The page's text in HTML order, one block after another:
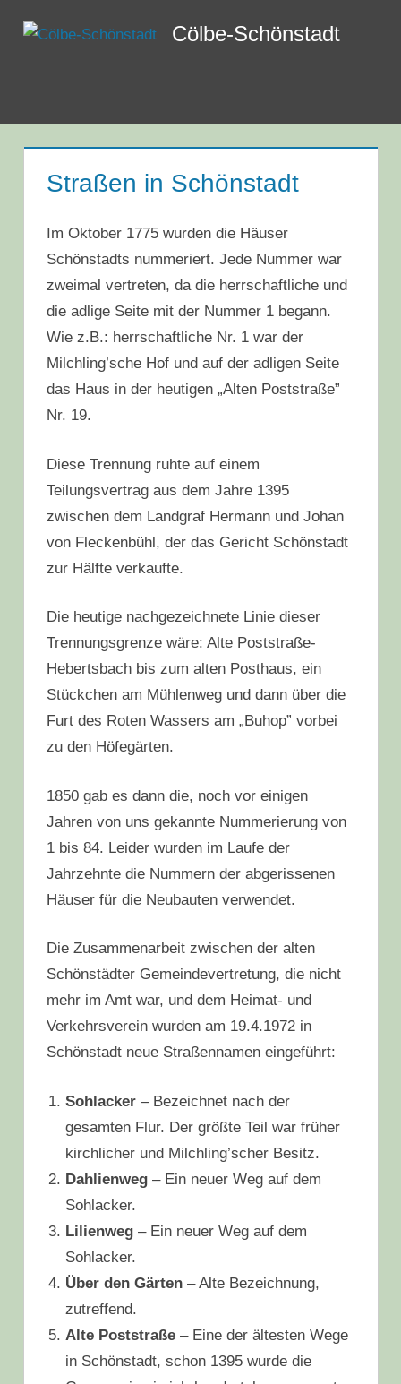
Inhalt
Cölbe-Schönstadt
Straßen in Schönstadt
Im Oktober 1775 wurden die Häuser
Schönstadts nummeriert. Jede Nummer war
zweimal vertreten, da die herrschaftliche und
die adlige Seite mit der Nummer 1 begann.
Wie z.B.: herrschaftliche Nr. 1 war der
Milchling’sche Hof und auf der adligen Seite
das Haus in der heutigen „Alten Poststraße”
Nr. 19.
Diese Trennung ruhte auf einem
Teilungsvertrag aus dem Jahre 1395
zwischen dem Landgraf Hermann und Johan
von Fleckenbühl, der das Gericht Schönstadt
zur Hälfte verkaufte.
Die heutige nachgezeichnete Linie dieser
Trennungsgrenze wäre: Alte Poststraße-
Hebertsbach bis zum alten Posthaus, ein
Stückchen am Mühlenweg und dann über die
Furt des Roten Wassers am „Buhop” vorbei
zu den Höfegärten.
1850 gab es dann die, noch vor einigen
Jahren von uns gekannte Nummerierung von
1 bis 84. Leider wurden im Laufe der
Jahrzehnte die Nummern der abgerissenen
Häuser für die Neubauten verwendet.
Die Zusammenarbeit zwischen der alten
Schönstädter Gemeindevertretung, die nicht
mehr im Amt war, und dem Heimat- und
Verkehrsverein wurden am 19.4.1972 in
Schönstadt neue Straßennamen eingeführt:
Sohlacker– Bezeichnet nach der
gesamten Flur. Der größte Teil war früher
kirchlicher und Milchling’scher Besitz.
Dahlienweg– Ein neuer Weg auf dem
Sohlacker.
Lilienweg– Ein neuer Weg auf dem
Sohlacker.
Über den Gärten – Alte Bezeichnung,
zutreffend.
Alte Poststraße – Eine der ältesten Wege
in Schönstadt, schon 1395 wurde die